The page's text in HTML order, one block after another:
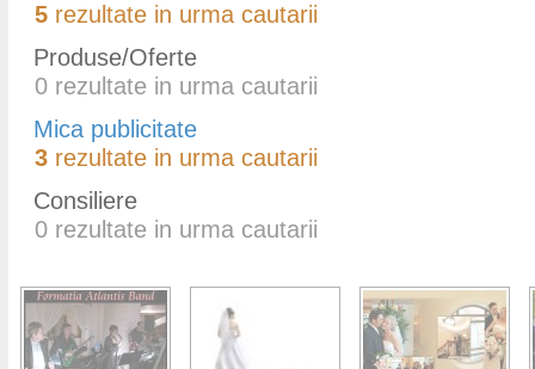
5 rezultate in urma cautarii
Produse/Oferte
0 rezultate in urma cautarii
Mica publicitate
3 rezultate in urma cautarii
Consiliere
0 rezultate in urma cautarii